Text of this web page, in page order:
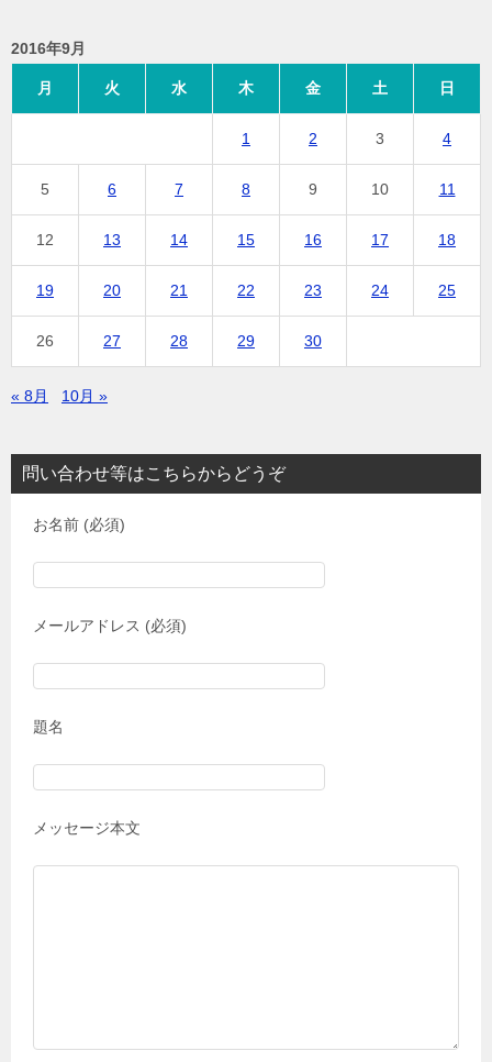
2016年9月
月 火 水 木 金 土 日
1 2 3 4
5 6 7 8 9 10 11
12 13 14 15 16 17 18
19 20 21 22 23 24 25
26 27 28 29 30
« 8月 10月 »
問い合わせ等はこちらからどうぞ
お名前 (必須)
メールアドレス (必須)
題名
メッセージ本文